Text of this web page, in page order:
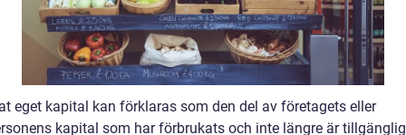
eget kapital kan förklaras som den del av företagets eller
kapital som har förbrukats och inte längre är